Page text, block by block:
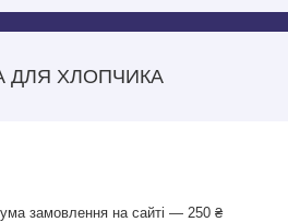
ДЛЯ ХЛОПЧИКА
замовлення на сайті — 250 ₴